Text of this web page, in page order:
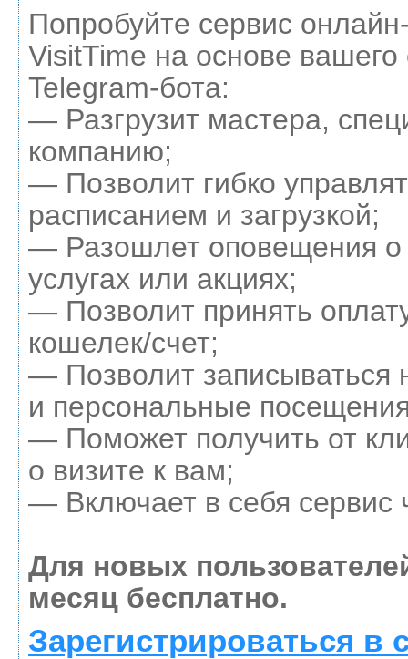
Попробуйте сервис
VisitTime на основе вашего
Telegram-бота:
— Разгрузит мастера,
компанию;
— Позволит гибко
расписанием и загрузкой;
— Разошлет оповещения о
услугах или акциях;
— Позволит принять
кошелек/счет;
— Позволит записываться
и персональные
— Поможет получить от
о визите к вам;
— Включает в себя сервис
Для новых
месяц бесплатно.
Зарегистрироваться в